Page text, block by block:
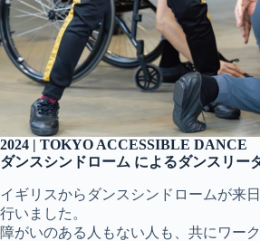
2024 | TOKYO ACCESSIBLE DANCE
ダンスシンドローム によるダンスリー
イギリスからダンスシンドロームが来
行いました。
障がいのある人もない人も、共にワー